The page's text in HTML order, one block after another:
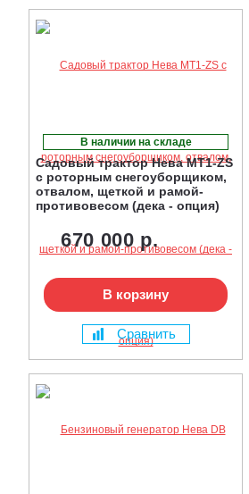
В наличии на складе
Садовый трактор Нева MT1-ZS
с роторным снегоуборщиком,
отвалом, щеткой и рамой-
противовесом (дека - опция)
670 000 р.
В корзину
Сравнить